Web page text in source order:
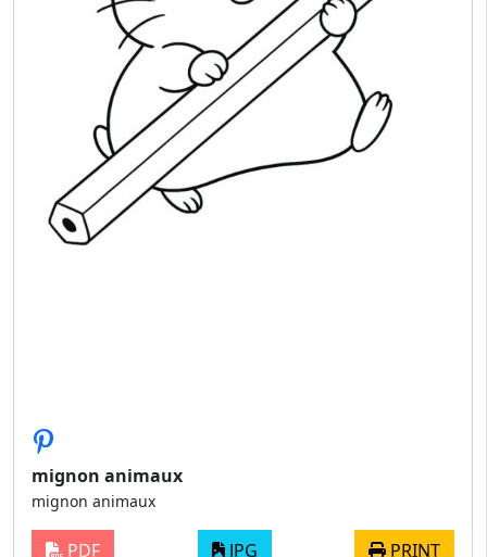
mignon animaux
mignon animaux
PDF JPG PRINT